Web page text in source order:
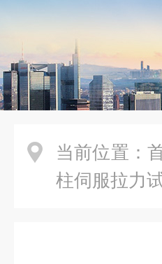
当前位置：
柱伺服拉力